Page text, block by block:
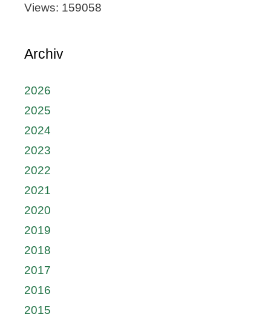
Views: 159058
Archiv
2026
2025
2024
2023
2022
2021
2020
2019
2018
2017
2016
2015